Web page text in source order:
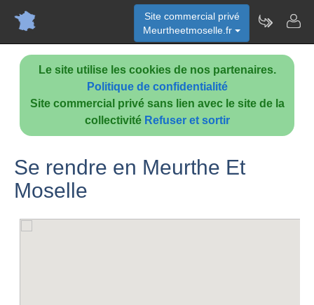
Le site utilise les cookies de nos partenaires.
Politique de confidentialité
Site commercial privé sans lien avec le site de la
collectivité Refuser et sortir
Site commercial privé
Meurtheetmoselle.fr
Se rendre en Meurthe Et
Moselle